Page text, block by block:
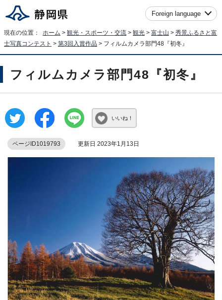
Foreign language
現在の位置： ホーム > 観光・スポーツ・交流 > 観光 > 富士山 > 秀景ふるさと富
士写真コンテスト > 第3回入賞作品 > フィルムカメラ部門48『初冬』
フィルムカメラ部門48『初冬』
いいね！
ページID1019793 更新日 2023年1月13日